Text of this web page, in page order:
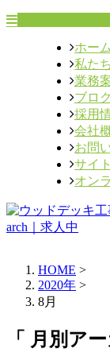
ホーム
私た
業務
ブロ
採用
会社
お問
サイ
オン
HOME >
2020年 >
8月
「 月別ア